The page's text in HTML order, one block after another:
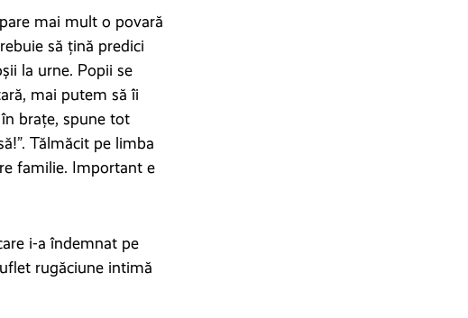
mai mult o povară
să țină predici
la urne. Popii se
mai putem să îi
brațe, spune tot
Tălmăcit pe limba
familie. Important e
i-a îndemnat pe
rugăciune intimă